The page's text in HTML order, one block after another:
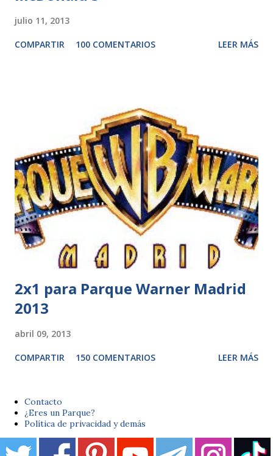
julio 11, 2013
COMPARTIR 100 COMENTARIOS LEER MÁS
2x1 para Parque Warner Madrid
2013
abril 09, 2013
COMPARTIR 150 COMENTARIOS LEER MÁS
Contacto
¿Eres un Parque?
Política de privacidad y demás